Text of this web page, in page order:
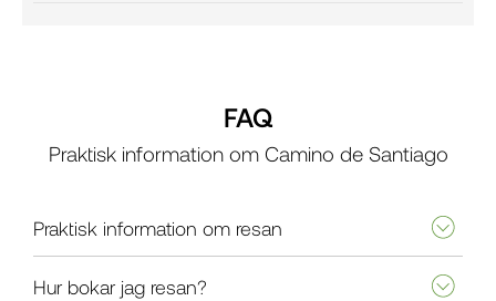
FAQ
Praktisk information om Camino de Santiago
Praktisk information om resan
Hur bokar jag resan?